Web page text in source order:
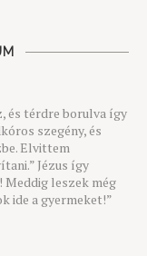
és térdre borulva így
szegény, és
Elvittem
Jézus így
leszek még
ide a gyermeket!”